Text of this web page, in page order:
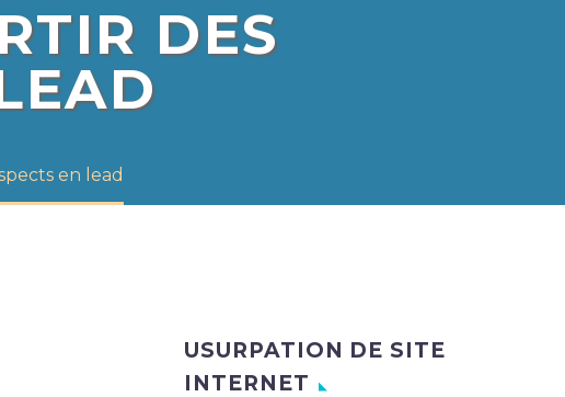
DES
en lead
USURPATION DE SITE
INTERNET